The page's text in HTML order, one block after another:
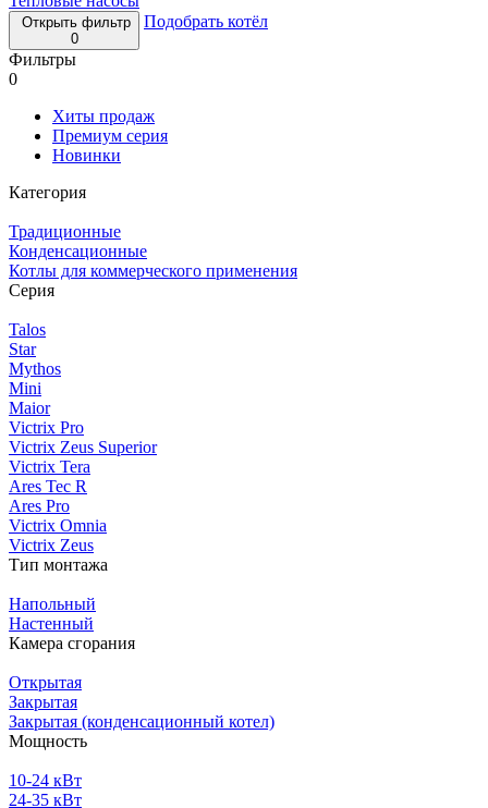
Открыть фильтр
0
Подобрать котёл
Фильтры
0
Хиты продаж
Премиум серия
Новинки
Категория
Традиционные
Конденсационные
Котлы для коммерческого применения
Серия
Talos
Star
Mythos
Mini
Maior
Victrix Pro
Victrix Zeus Superior
Victrix Tera
Ares Tec R
Ares Pro
Victrix Omnia
Victrix Zeus
Тип монтажа
Напольный
Настенный
Камера сгорания
Открытая
Закрытая
Закрытая (конденсационный котел)
Мощность
10-24 кВт
24-35 кВт